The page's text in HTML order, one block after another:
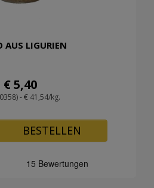
AUS LIGURIEN
€ 5,40
- € 41,54/kg.
BESTELLEN